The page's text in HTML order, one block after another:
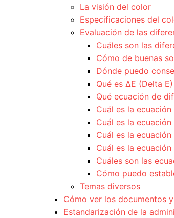
La visión del color
Especificaciones del
Evaluación de las
Cuáles son las
Cómo de buenas
Dónde puedo
Qué es ΔE (Delta E)
Qué ecuación de
Cuál es la ecuación
Cuál es la ecuación
Cuál es la ecuación
Cuál es la ecuación
Cuáles son las
Cómo puedo
Temas diversos
Cómo ver los documentos
Estandarización de la